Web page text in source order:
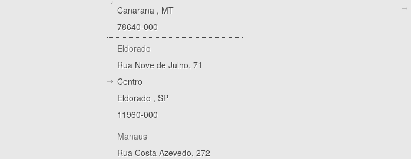
Canarana , MT
78640-000
Eldorado
Rua Nove de Julho, 71
Centro
Eldorado , SP
11960-000
Manaus
Rua Costa Azevedo, 272